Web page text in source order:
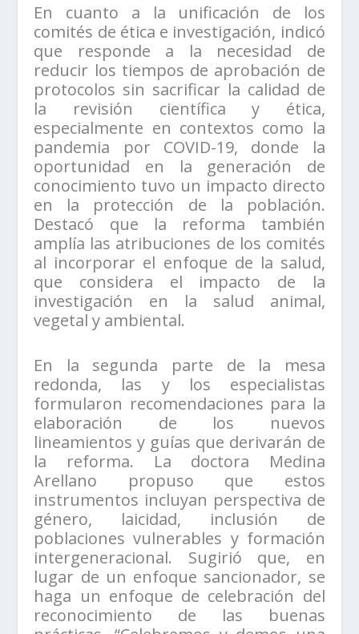
En cuanto a la unificación de los
comités de ética e investigación, indicó
que responde a la necesidad de
reducir los tiempos de aprobación de
protocolos sin sacrificar la calidad de
la revisión científica y ética,
especialmente en contextos como la
pandemia por COVID-19, donde la
oportunidad en la generación de
conocimiento tuvo un impacto directo
en la protección de la población.
Destacó que la reforma también
amplía las atribuciones de los comités
al incorporar el enfoque de la salud,
que considera el impacto de la
investigación en la salud animal,
vegetal y ambiental.
En la segunda parte de la mesa
redonda, las y los especialistas
formularon recomendaciones para la
elaboración de los nuevos
lineamientos y guías que derivarán de
la reforma. La doctora Medina
Arellano propuso que estos
instrumentos incluyan perspectiva de
género, laicidad, inclusión de
poblaciones vulnerables y formación
intergeneracional. Sugirió que, en
lugar de un enfoque sancionador, se
haga un enfoque de celebración del
reconocimiento de las buenas